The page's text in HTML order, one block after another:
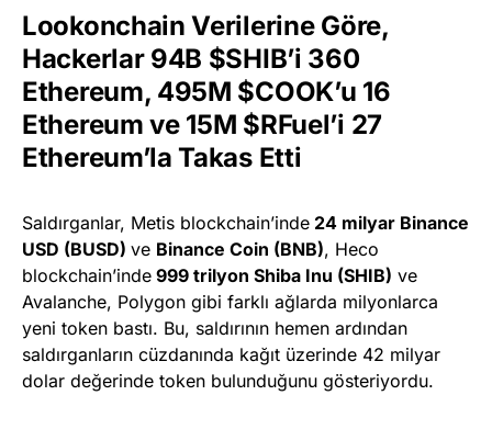
Lookonchain Verilerine Göre,
Hackerlar 94B $SHIB’i 360
Ethereum, 495M $COOK’u 16
Ethereum ve 15M $RFuel’i 27
Ethereum’la Takas Etti
Saldırganlar, Metis blockchain’inde 24 milyar Binance
USD (BUSD) ve Binance Coin (BNB), Heco
blockchain’inde 999 trilyon Shiba Inu (SHIB) ve
Avalanche, Polygon gibi farklı ağlarda milyonlarca
yeni token bastı. Bu, saldırının hemen ardından
saldırganların cüzdanında kağıt üzerinde 42 milyar
dolar değerinde token bulunduğunu gösteriyordu.